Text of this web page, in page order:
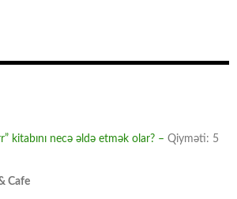
kitabını necə əldə etmək olar? – Qiyməti: 5
Cafe